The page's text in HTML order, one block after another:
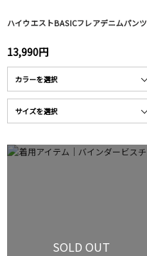
ハイウエストBASICフレアデニムパンツ
13,990円
SOLD OUT